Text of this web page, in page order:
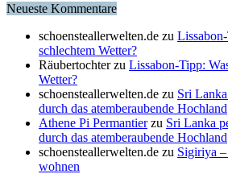
Neueste Kommentare
schoensteallerwelten.de zu
schlechtem Wetter?
Räubertochterzu Lissabon-Tipp:
Wetter?
schoensteallerwelten.de zu Sri
durch das atemberaubende Hochland
Athene Pi Permantierzu Sri Lanka
durch das atemberaubende Hochland
schoensteallerwelten.de zu Sigiriya
wohnen